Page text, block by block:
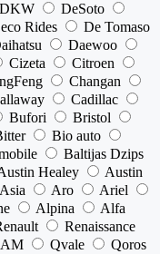
DKW
DeSoto
Rides
De Tomaso
Daewoo
Cizeta
Citroen
Changan
Cadillac
Bufori
Bristol
Bio auto
Baltijas Dzips
Healey
Austin
Asia Aro
Ariel
Alpina
Alfa
Renaissance
Qvale
Qoros